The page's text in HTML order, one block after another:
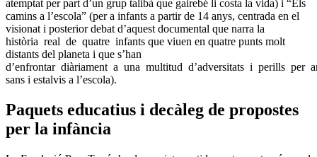
atemptat per part d’un grup talibà que gairebé li costa la vida) i “Els
camins a l’escola” (per a infants a partir de 14 anys, centrada en el
visionat i posterior debat d’aquest documental que narra la
història real de quatre infants que viuen en quatre punts molt
distants del planeta i que s’han
d’enfrontar diàriament a una multitud d’adversitats i perills per
sans i estalvis a l’escola).
Paquets educatius i decàleg de propostes
per la infància